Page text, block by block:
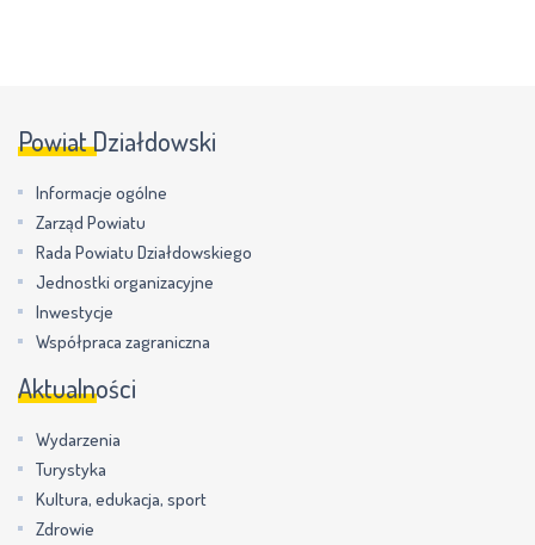
Powiat Działdowski
Informacje ogólne
Zarząd Powiatu
Rada Powiatu Działdowskiego
Jednostki organizacyjne
Inwestycje
Współpraca zagraniczna
Aktualności
Wydarzenia
Turystyka
Kultura, edukacja, sport
Zdrowie